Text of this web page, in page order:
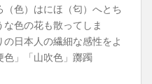
色）はにほ（匂）へとち
な色の花も散ってしま
日本人の繊細な感性をよ
色」「山吹色」躑躅